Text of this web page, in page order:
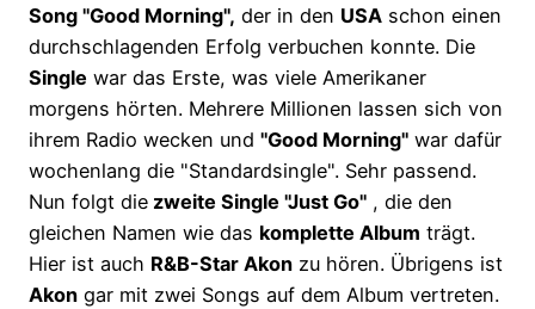
Song "Good Morning", der in den USA schon einen
durchschlagenden Erfolg verbuchen konnte. Die
Single war das Erste, was viele Amerikaner
morgens hörten. Mehrere Millionen lassen sich von
ihrem Radio wecken und "Good Morning" war dafür
wochenlang die "Standardsingle". Sehr passend.
Nun folgt die zweite Single "Just Go" , die den
gleichen Namen wie das komplette Album trägt.
Hier ist auch R&B-Star Akon zu hören. Übrigens ist
Akon gar mit zwei Songs auf dem Album vertreten.